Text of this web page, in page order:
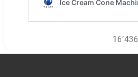
16٬436